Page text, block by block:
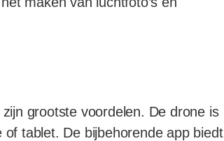
grootste voordelen. De drone is
tablet. De bijbehorende app biedt